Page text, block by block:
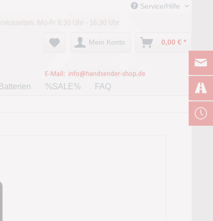
Service/Hilfe
Mein Konto 0,00 € *
Batterien %SALE% FAQ